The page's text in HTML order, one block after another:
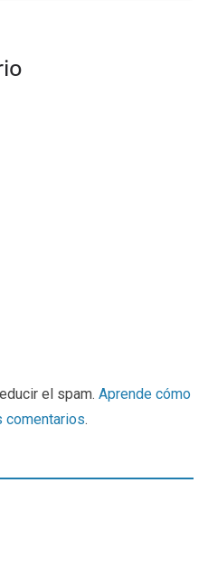
el spam. Aprende cómo
comentarios.